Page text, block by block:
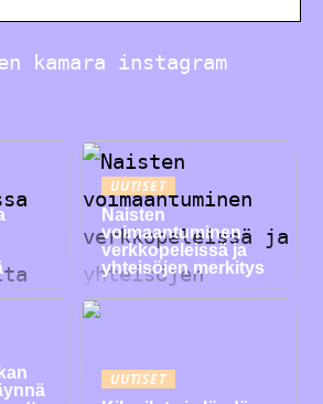
kamara instagram
UUTISET
Naisten
voimaantuminen
verkkopeleissä ja
yhteisöjen merkitys
UUTISET